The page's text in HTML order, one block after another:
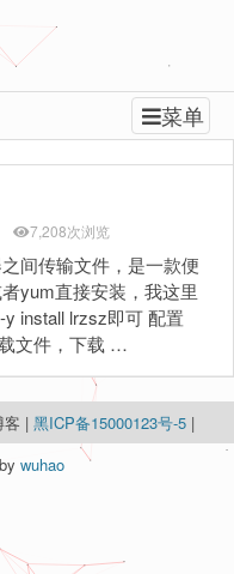
菜单
7,208次浏览
间传输文件，是一款便
yum直接安装，我这里
install lrzsz即可 配置
文件，下载 …
| 黑ICP备15000123号-5 |
wuhao